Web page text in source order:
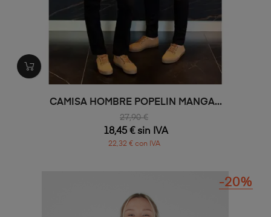
CAMISA HOMBRE POPELIN MANGA...
27,90 €
18,45 € sin IVA
22,32 € con IVA
-20%